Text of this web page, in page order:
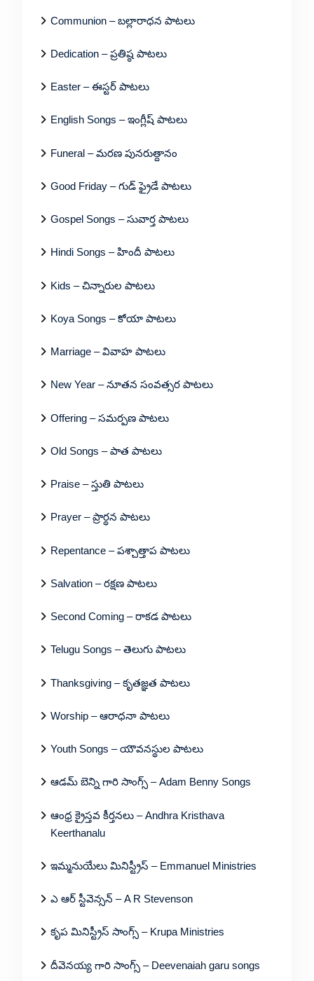
Communion – బల్లారాధన పాటలు
Dedication – ప్రతిష్ఠ పాటలు
Easter – ఈస్టర్ పాటలు
English Songs – ఇంగ్లీష్ పాటలు
Funeral – మరణ పునరుత్దానం
Good Friday – గుడ్ ఫ్రైడే పాటలు
Gospel Songs – సువార్త పాటలు
Hindi Songs – హిందీ పాటలు
Kids – చిన్నారుల పాటలు
Koya Songs – కోయా పాటలు
Marriage – వివాహ పాటలు
New Year – నూతన సంవత్సర పాటలు
Offering – సమర్పణ పాటలు
Old Songs – పాత పాటలు
Praise – స్తుతి పాటలు
Prayer – ప్రార్థన పాటలు
Repentance – పశ్చాత్తాప పాటలు
Salvation – రక్షణ పాటలు
Second Coming – రాకడ పాటలు
Telugu Songs – తెలుగు పాటలు
Thanksgiving – కృతజ్ఞత పాటలు
Worship – ఆరాధనా పాటలు
Youth Songs – యౌవనస్థుల పాటలు
ఆడమ్ బెన్ని గారి సాంగ్స్ – Adam Benny Songs
ఆంధ్ర క్రైస్తవ కీర్తనలు – Andhra Kristhava
Keerthanalu
ఇమ్మనుయేలు మినిస్ట్రీస్ – Emmanuel Ministries
ఎ ఆర్ స్టీవెన్సన్ – A R Stevenson
కృప మినిస్ట్రీస్ సాంగ్స్ – Krupa Ministries
దీవెనయ్య గారి సాంగ్స్ – Deevenaiah garu songs